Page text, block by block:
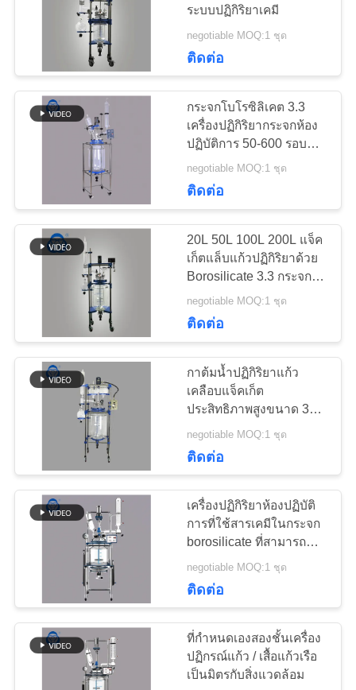
SERVICE
TEMPORARILY
UNAVAILABLE
NGINX
ใบ
เสนอ
แผนผัง
เว็บไซต์
ความ
เป็น
เครื่องระเหยสูญญา
กาศแบบหมุน
ชุดกลั่นแก้ว
7
เครื่องปฏิกรณ์กลั่น
สูญญากาศ
ชุดการกลั่นเส้นทาง
สั้น
ระบบปฏิกิริยาเคมี
negotiable MOQ:1 ชุด
ติดต่อ
กระจกโบโรซิลิเคต 3.3
เครื่องปฏิกิริยากระจกห้อง
ปฏิบัติการ 50-600 รอบต่อ
นาที และ 0.098 MPa
งานทางเคมี
negotiable MOQ:1 ชุด
ติดต่อ
20L 50L 100L 200L แจ็ค
เก็ตแล็บแก้วปฏิกิริยาด้วย
Borosilicate 3.3 กระจก
และกรอบเหล็กไร้ขัด 304
แอลกอฮอล์
negotiable MOQ:1 ชุด
ติดต่อ
กาต้มน้ำปฏิกิริยาแก้ว
เคลือบแจ็คเก็ต
ประสิทธิภาพสูงขนาด 30
ลิตรพร้อมคอนเดนเซอร์
สำหรับการสังเคราะห์วัสดุ
ใหม่
negotiable MOQ:1 ชุด
ติดต่อ
เครื่องปฏิกิริยาห้องปฏิบัติ
การที่ใช้สารเคมีในกระจก
borosilicate ที่สามารถ
ปรับแต่งได้ 220V สําหรับ
การควบคุมอุณหภูมิที่แม่น
ยํา
negotiable MOQ:1 ชุด
ติดต่อ
ที่กำหนดเองสองชั้นเครื่อง
ปฏิกรณ์แก้ว / เสื้อแก้วเรือ
เป็นมิตรกับสิ่งแวดล้อม